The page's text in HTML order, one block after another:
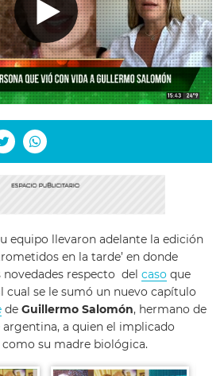
equipo llevaron adelante la edición
en la tarde’ en donde
respecto del caso que
cual se le sumó un nuevo capítulo
de Guillermo Salomón, hermano de
argentina, a quien el implicado
su madre biológica.